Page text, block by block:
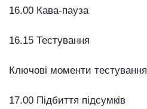
16.00 Кава-пауза
16.15 Тестування
Ключові моменти тестування
17.00 Підбиття підсумків